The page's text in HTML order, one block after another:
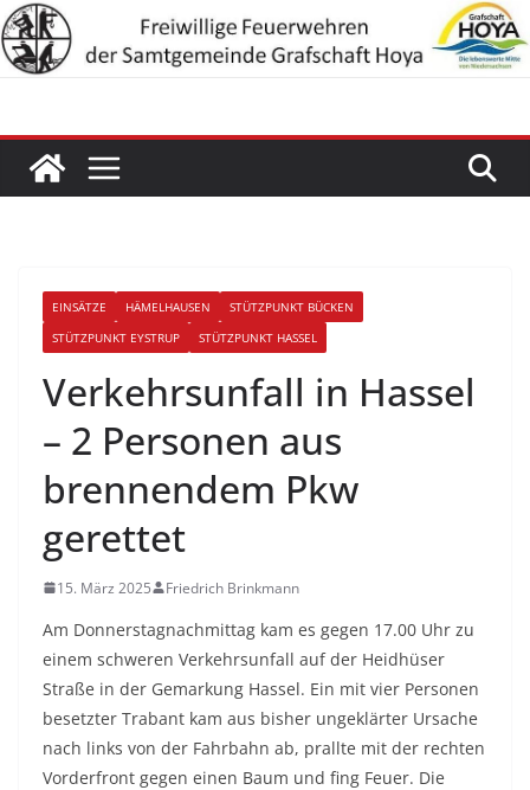
Zum
Inhalt
springen
EINSÄTZE HÄMELHAUSEN
STÜTZPUNKT BÜCKEN
STÜTZPUNKT EYSTRUP
STÜTZPUNKT HASSEL
Verkehrsunfall in Hassel
– 2 Personen aus
brennendem Pkw
gerettet
15. März 2025 Friedrich Brinkmann
Am Donnerstagnachmittag kam es gegen 17.00 Uhr zu
einem schweren Verkehrsunfall auf der Heidhüser
Straße in der Gemarkung Hassel. Ein mit vier Personen
besetzter Trabant kam aus bisher ungeklärter Ursache
nach links von der Fahrbahn ab, prallte mit der rechten
Vorderfront gegen einen Baum und fing Feuer. Die